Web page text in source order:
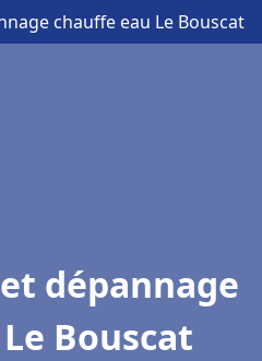
chauffe eau Le Bouscat
dépannage
Bouscat